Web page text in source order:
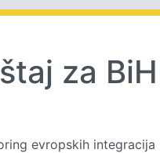
za BiH
evropskih integracija